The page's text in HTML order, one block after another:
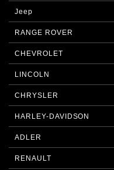
Jeep
RANGE ROVER
CHEVROLET
LINCOLN
CHRYSLER
HARLEY-DAVIDSON
ADLER
RENAULT